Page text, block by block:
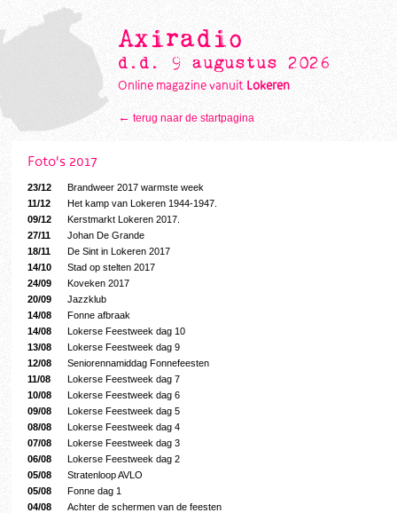
Axiradio
d.d. 9 augustus 2026
Online magazine vanuit Lokeren
← terug naar de startpagina
Foto's 2017
23/12
Brandweer 2017 warmste week
11/12
Het kamp van Lokeren 1944-1947.
09/12
Kerstmarkt Lokeren 2017.
27/11
Johan De Grande
18/11
De Sint in Lokeren 2017
14/10
Stad op stelten 2017
24/09
Koveken 2017
20/09
Jazzklub
14/08
Fonne afbraak
14/08
Lokerse Feestweek dag 10
13/08
Lokerse Feestweek dag 9
12/08
Seniorennamiddag Fonnefeesten
11/08
Lokerse Feestweek dag 7
10/08
Lokerse Feestweek dag 6
09/08
Lokerse Feestweek dag 5
08/08
Lokerse Feestweek dag 4
07/08
Lokerse Feestweek dag 3
06/08
Lokerse Feestweek dag 2
05/08
Stratenloop AVLO
05/08
Fonne dag 1
04/08
Achter de schermen van de feesten